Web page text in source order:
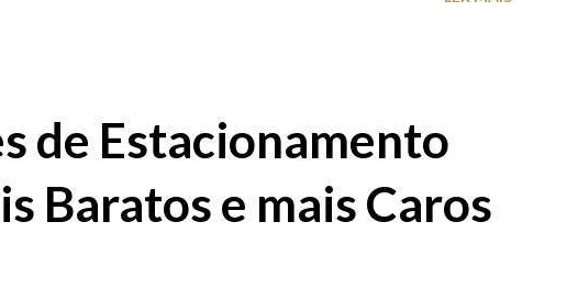
de Estacionamento
Baratos e mais Caros